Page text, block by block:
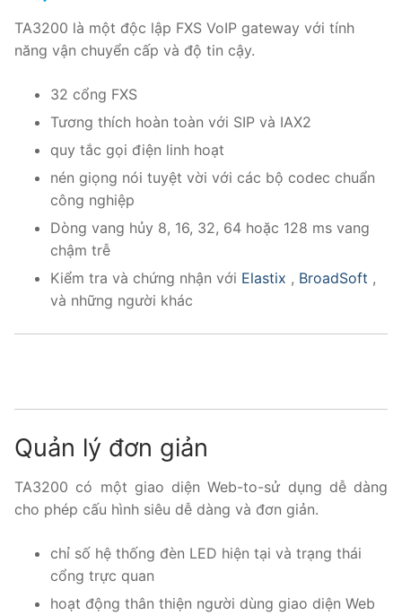
PRI VoIP Gateway TE100
PRI VoIP Gateway TE200
BRI VoIP Gateway
TIN TỨC
TA3200 là một độc lập FXS VoIP gateway với tính
năng vận chuyển cấp và độ tin cậy.
32 cổng FXS
Tương thích hoàn toàn với SIP và IAX2
quy tắc gọi điện linh hoạt
nén giọng nói tuyệt vời với các bộ codec chuẩn
công nghiệp
Dòng vang hủy 8, 16, 32, 64 hoặc 128 ms vang
chậm trễ
Kiểm tra và chứng nhận với Elastix , BroadSoft ,
và những người khác
Quản lý đơn giản
TA3200 có một giao diện Web-to-sử dụng dễ dàng
cho phép cấu hình siêu dễ dàng và đơn giản.
chỉ số hệ thống đèn LED hiện tại và trạng thái
cổng trực quan
hoạt động thân thiện người dùng giao diện Web